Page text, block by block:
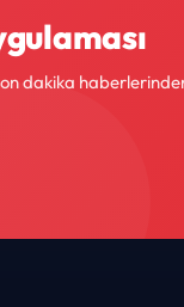
dakika